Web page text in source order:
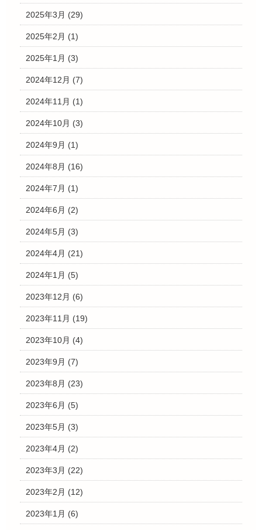
2025年3月 (29)
2025年2月 (1)
2025年1月 (3)
2024年12月 (7)
2024年11月 (1)
2024年10月 (3)
2024年9月 (1)
2024年8月 (16)
2024年7月 (1)
2024年6月 (2)
2024年5月 (3)
2024年4月 (21)
2024年1月 (5)
2023年12月 (6)
2023年11月 (19)
2023年10月 (4)
2023年9月 (7)
2023年8月 (23)
2023年6月 (5)
2023年5月 (3)
2023年4月 (2)
2023年3月 (22)
2023年2月 (12)
2023年1月 (6)